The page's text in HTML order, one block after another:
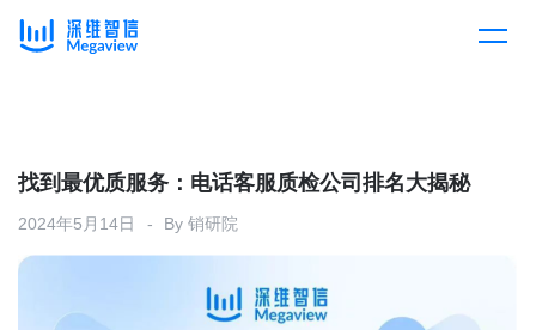
产品总览
产品集成
解决方案
按行业
客户案例
找到最优质服务：电话客服质检公司排名大揭秘
2024年5月14日 By 销研院